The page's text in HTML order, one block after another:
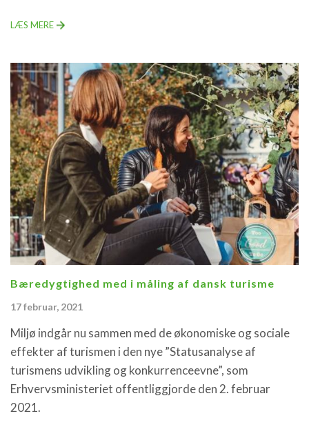
LÆS MERE
Bæredygtighed med i måling af dansk turisme
17 februar, 2021
Miljø indgår nu sammen med de økonomiske og sociale
effekter af turismen i den nye ”Statusanalyse af
turismens udvikling og konkurrenceevne”, som
Erhvervsministeriet offentliggjorde den 2. februar
2021.